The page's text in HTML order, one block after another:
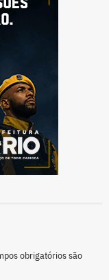
obrigatórios são